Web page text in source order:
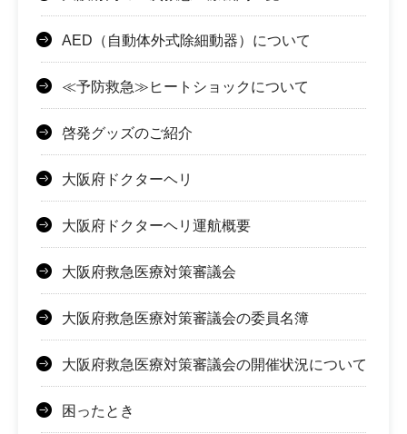
AED（自動体外式除細動器）について
≪予防救急≫ヒートショックについて
啓発グッズのご紹介
大阪府ドクターヘリ
大阪府ドクターヘリ運航概要
大阪府救急医療対策審議会
大阪府救急医療対策審議会の委員名簿
大阪府救急医療対策審議会の開催状況について
困ったとき